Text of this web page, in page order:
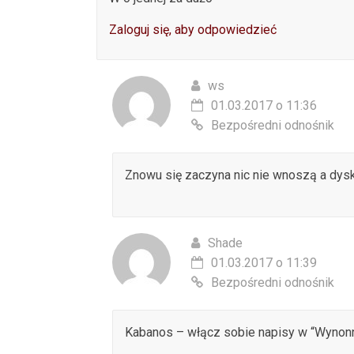
Zaloguj się, aby odpowiedzieć
ws
01.03.2017 o 11:36
Bezpośredni odnośnik
Znowu się zaczyna nic nie wnoszą a
Shade
01.03.2017 o 11:39
Bezpośredni odnośnik
Kabanos – włącz sobie napisy w